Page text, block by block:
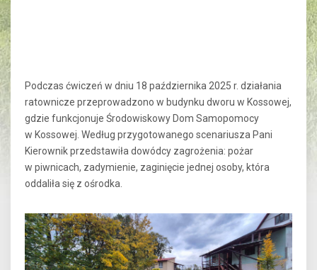
Podczas ćwiczeń w dniu 18 października 2025 r. działania
ratownicze przeprowadzono w budynku dworu w Kossowej,
gdzie funkcjonuje Środowiskowy Dom Samopomocy
w Kossowej. Według przygotowanego scenariusza Pani
Kierownik przedstawiła dowódcy zagrożenia: pożar
w piwnicach, zadymienie, zaginięcie jednej osoby, która
oddaliła się z ośrodka.